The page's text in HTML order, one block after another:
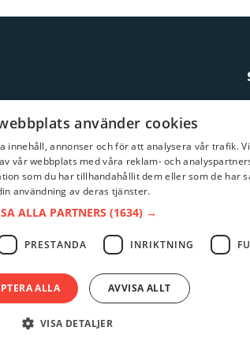
använder cookies
innehåll, annonser och för att analysera vår trafik.
vår webbplats med våra reklam- och
som du har tillhandahållit dem eller som de har
användning av deras tjänster.
ALLA PARTNERS (1634) →
PRESTANDA INRIKTNING
ALLA AVVISA ALLT
VISA DETALJER